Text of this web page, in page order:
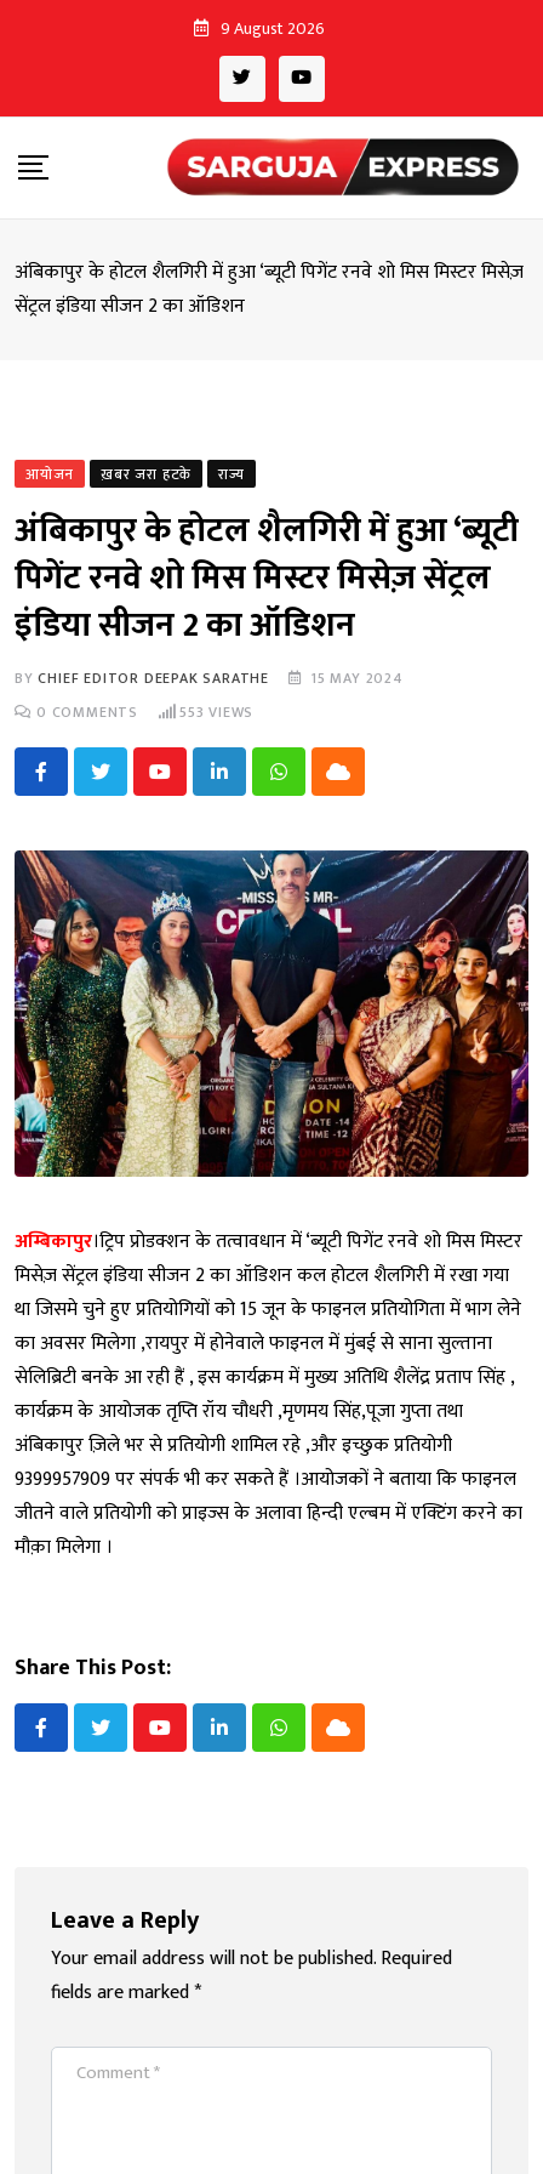
9 August 2026
अंबिकापुर के होटल शैलगिरी में हुआ ‘ब्यूटी पिगेंट रनवे शो मिस मिस्टर मिसेज़
सेंट्रल इंडिया सीजन 2 का ऑडिशन
आयोजन ख़बर जरा हटके राज्य
अंबिकापुर के होटल शैलगिरी में हुआ ‘ब्यूटी
पिगेंट रनवे शो मिस मिस्टर मिसेज़ सेंट्रल
इंडिया सीजन 2 का ऑडिशन
BYCHIEF EDITOR DEEPAK SARATHE
15 MAY 2024
0 COMMENTS 553 VIEWS
YoutubeLinkedInWhatsappCloud
अम्बिकापुर।ट्रिप प्रोडक्शन के तत्वावधान में ‘ब्यूटी पिगेंट रनवे शो मिस मिस्टर
मिसेज़ सेंट्रल इंडिया सीजन 2 का ऑडिशन कल होटल शैलगिरी में रखा गया
था जिसमे चुने हुए प्रतियोगियों को 15 जून के फाइनल प्रतियोगिता में भाग लेने
का अवसर मिलेगा ,रायपुर में होनेवाले फाइनल में मुंबई से साना सुल्ताना
सेलिब्रिटी बनके आ रही हैं , इस कार्यक्रम में मुख्य अतिथि शैलेंद्र प्रताप सिंह ,
कार्यक्रम के आयोजक तृप्ति रॉय चौधरी ,मृणमय सिंह,पूजा गुप्ता तथा
अंबिकापुर ज़िले भर से प्रतियोगी शामिल रहे ,और इच्छुक प्रतियोगी
9399957909 पर संपर्क भी कर सकते हैं ।आयोजकों ने बताया कि फाइनल
जीतने वाले प्रतियोगी को प्राइज्स के अलावा हिन्दी एल्बम में एक्टिंग करने का
मौक़ा मिलेगा ।
Share This Post:
YoutubeLinkedInWhatsappCloud
Leave a Reply
Your email address will not be published.Required
fields are marked*